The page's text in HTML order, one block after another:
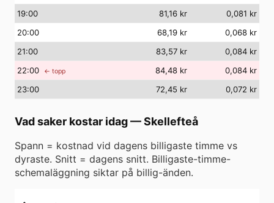
19:00 81,16 kr
0,081 kr
20:00 68,19 kr
0,068 kr
21:00 83,57 kr
0,084 kr
22:00 ← topp 84,48 kr
0,084 kr
23:00 72,45 kr 0,072 kr
Vad saker kostar idag—Skellefteå
Spann = kostnad vid dagens billigaste timme vs
dyraste. Snitt = dagens snitt. Billigaste-timme-
schemaläggning siktar på billig-änden.